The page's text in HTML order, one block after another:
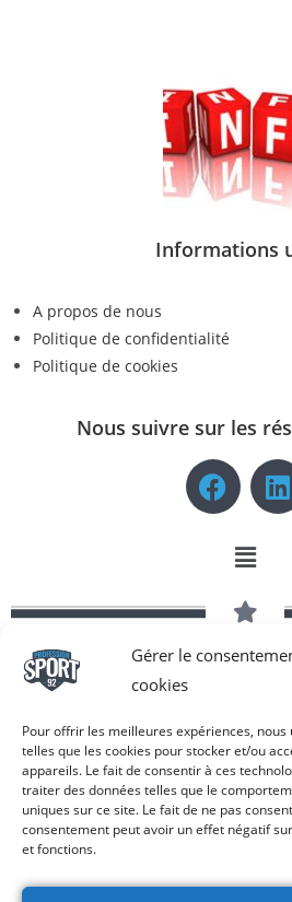
Gérer le
cookies
Pour offrir les meilleures expériences,
telles que les cookies pour stocker et/ou
appareils. Le fait de consentir à ces
traiter des données telles que le
uniques sur ce site. Le fait de ne pas
consentement peut avoir un effet négatif
et fonctions.
Informations
A propos de nous
Politique de confidentialité
Politique de cookies
Nous suivre sur les
Copyright © 2026 Profession Sport
Réalisé par COM-N-SEE®